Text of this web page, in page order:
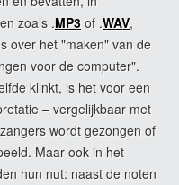
zoals .MP3 of .WAV,
over het "maken" van de
voor de computer".
klinkt, is het voor een
– vergelijkbaar met
wordt gezongen of
Maar ook in het
hun nut: naast de noten